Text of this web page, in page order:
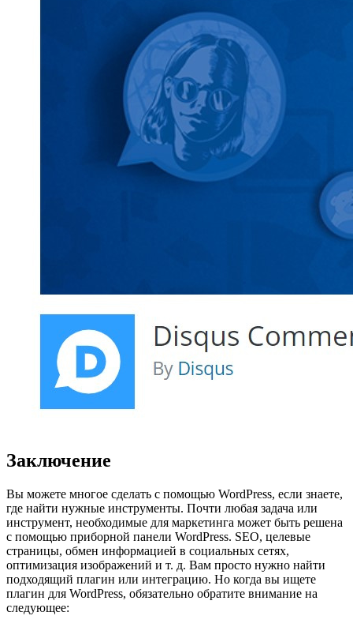
Заключение
Вы можете многое сделать с помощью WordPress, если знаете,
где найти нужные инструменты. Почти любая задача или
инструмент, необходимые для маркетинга может быть решена
с помощью приборной панели WordPress. SEO, целевые
страницы, обмен информацией в социальных сетях,
оптимизация изображений и т. д. Вам просто нужно найти
подходящий плагин или интеграцию. Но когда вы ищете
плагин для WordPress, обязательно обратите внимание на
следующее: